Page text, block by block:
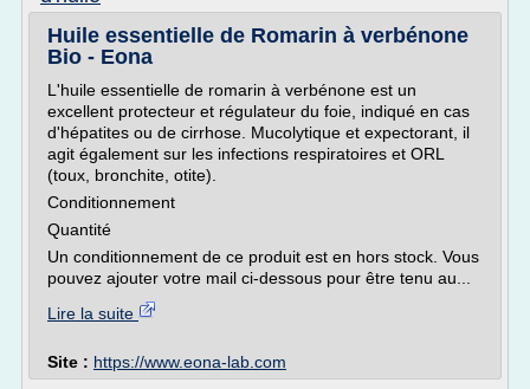
Huile essentielle de Romarin à verbénone
Bio - Eona
L'huile essentielle de romarin à verbénone est un
excellent protecteur et régulateur du foie, indiqué en cas
d'hépatites ou de cirrhose. Mucolytique et expectorant, il
agit également sur les infections respiratoires et ORL
(toux, bronchite, otite).
Conditionnement
Quantité
Un conditionnement de ce produit est en hors stock. Vous
pouvez ajouter votre mail ci-dessous pour être tenu au...
Lire la suite
Site : https://www.eona-lab.com